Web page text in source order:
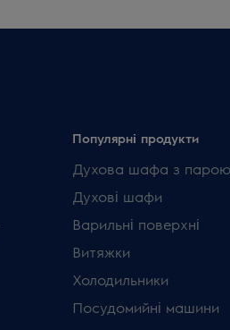
Популярні продукти
Духова шафа з парою
Духові шафи
Варильні поверхні
Витяжки
Холодильники
Посудомийні машини